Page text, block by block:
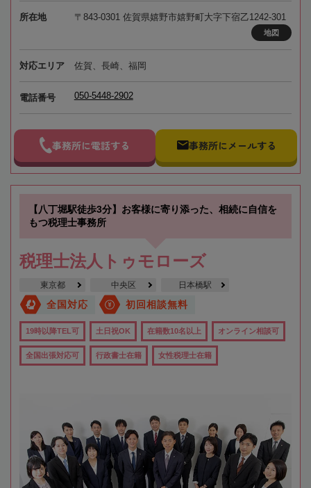
所在地 〒843-0301 佐賀県嬉野市嬉野町大字下宿乙1242-301
地図
対応エリア 佐賀、長崎、福岡
電話番号 050-5448-2902
事務所に電話する 事務所にメールする
【八丁堀駅徒歩3分】お客様に寄り添った、相続に自信を
もつ税理士事務所
税理士法人トゥモローズ
東京都 中央区 日本橋駅
全国対応 初回相談無料
19時以降TEL可 土日祝OK 在籍数10名以上 オンライン相談可
全国出張対応可 行政書士在籍 女性税理士在籍